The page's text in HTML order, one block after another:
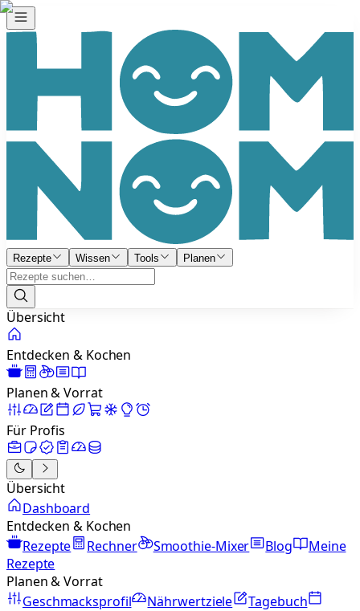
Rezepte Wissen Tools Planen
Übersicht
Entdecken & Kochen
Planen & Vorrat
Für Profis
Übersicht
Dashboard
Entdecken & Kochen
Rezepte
Rechner Smoothie-Mixer Blog
Meine
Rezepte
Planen & Vorrat
Geschmacksprofil
Nährwertziele
Tagebuch